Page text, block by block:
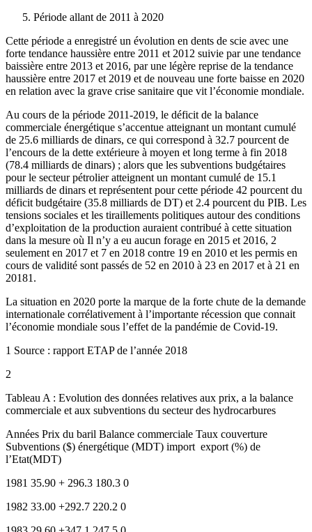
Période allant de 2011 à 2020
Cette période a enregistré un évolution en dents de scie avec une
forte tendance haussière entre 2011 et 2012 suivie par une tendance
baissière entre 2013 et 2016, par une légère reprise de la tendance
haussière entre 2017 et 2019 et de nouveau une forte baisse en 2020
en relation avec la grave crise sanitaire que vit l’économie mondiale.
Au cours de la période 2011-2019, le déficit de la balance
commerciale énergétique s’accentue atteignant un montant cumulé
de 25.6 milliards de dinars, ce qui correspond à 32.7 pourcent de
l’encours de la dette extérieure à moyen et long terme à fin 2018
(78.4 milliards de dinars) ; alors que les subventions budgétaires
pour le secteur pétrolier atteignent un montant cumulé de 15.1
milliards de dinars et représentent pour cette période 42 pourcent du
déficit budgétaire (35.8 milliards de DT) et 2.4 pourcent du PIB. Les
tensions sociales et les tiraillements politiques autour des conditions
d’exploitation de la production auraient contribué à cette situation
dans la mesure où Il n’y a eu aucun forage en 2015 et 2016, 2
seulement en 2017 et 7 en 2018 contre 19 en 2010 et les permis en
cours de validité sont passés de 52 en 2010 à 23 en 2017 et à 21 en
20181.
La situation en 2020 porte la marque de la forte chute de la demande
internationale corrélativement à l’importante récession que connait
l’économie mondiale sous l’effet de la pandémie de Covid-19.
1 Source : rapport ETAP de l’année 2018
2
Tableau A : Evolution des données relatives aux prix, a la balance
commerciale et aux subventions du secteur des hydrocarbures
Années Prix du baril Balance commerciale Taux couverture
Subventions ($) énergétique (MDT) import ­ export (%) de
l’Etat(MDT)
1981 35.90 + 296.3 180.3 0
1982 33.00 +292.7 220.2 0